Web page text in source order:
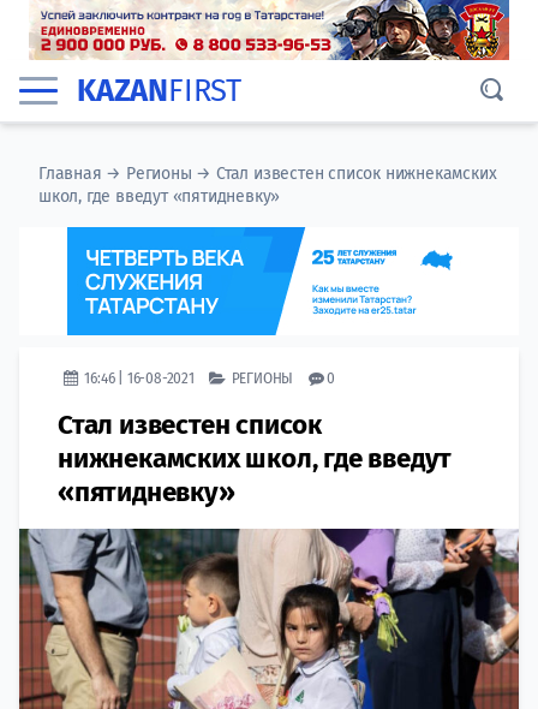
KAZANFIRST
Главная → Регионы →Стал известен список нижнекамских
школ, где введут «пятидневку»
16:46 | 16-08-2021 РЕГИОНЫ 0
Стал известен список
нижнекамских школ, где введут
«пятидневку»